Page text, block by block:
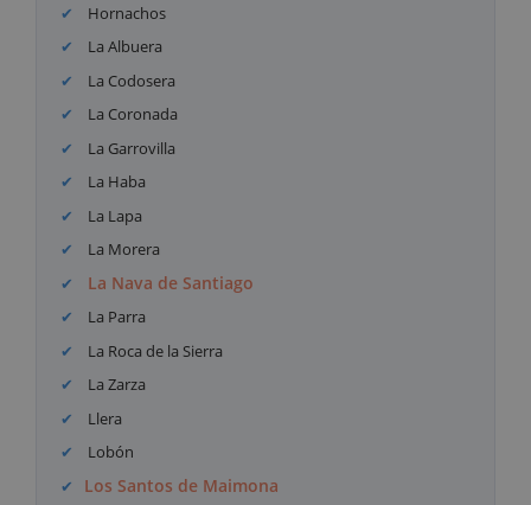
Hornachos
La Albuera
La Codosera
La Coronada
La Garrovilla
La Haba
La Lapa
La Morera
La Nava de Santiago
La Parra
La Roca de la Sierra
La Zarza
Llera
Lobón
Los Santos de Maimona